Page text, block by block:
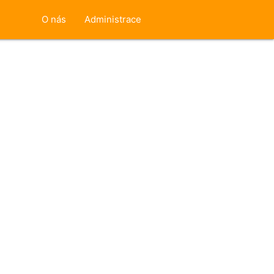
O nás Administrace